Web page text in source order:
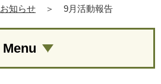
お知らせ ＞ 9月活動報告
Menu